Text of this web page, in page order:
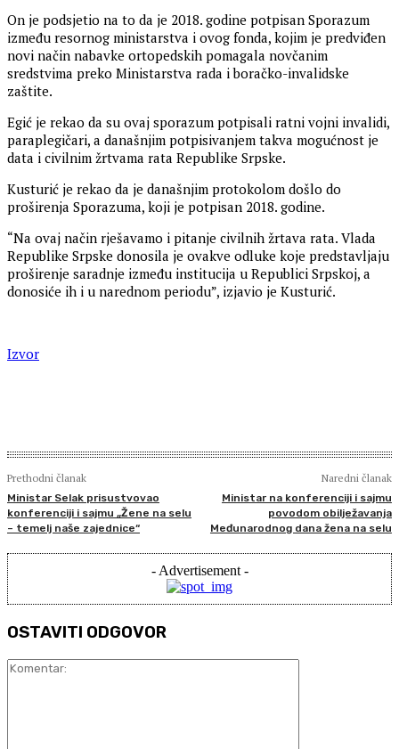
On je podsjetio na to da je 2018. godine potpisan Sporazum
između resornog ministarstva i ovog fonda, kojim je predviđen
novi način nabavke ortopedskih pomagala novčanim
sredstvima preko Ministarstva rada i boračko-invalidske
zaštite.
Egić je rekao da su ovaj sporazum potpisali ratni vojni invalidi,
paraplegičari, a današnjim potpisivanjem takva mogućnost je
data i civilnim žrtvama rata Republike Srpske.
Kusturić je rekao da je današnjim protokolom došlo do
proširenja Sporazuma, koji je potpisan 2018. godine.
“Na ovaj način rješavamo i pitanje civilnih žrtava rata. Vlada
Republike Srpske donosila je ovakve odluke koje predstavljaju
proširenje saradnje između institucija u Republici Srpskoj, a
donosiće ih i u narednom periodu”, izjavio je Kusturić.
Izvor
Prethodni članak
Ministar Selak prisustvovao
konferenciji i sajmu „Žene na selu
– temelj naše zajednice“
Naredni članak
Ministar na konferenciji i sajmu
povodom obilježavanja
Međunarodnog dana žena na selu
- Advertisement -
OSTAVITI ODGOVOR